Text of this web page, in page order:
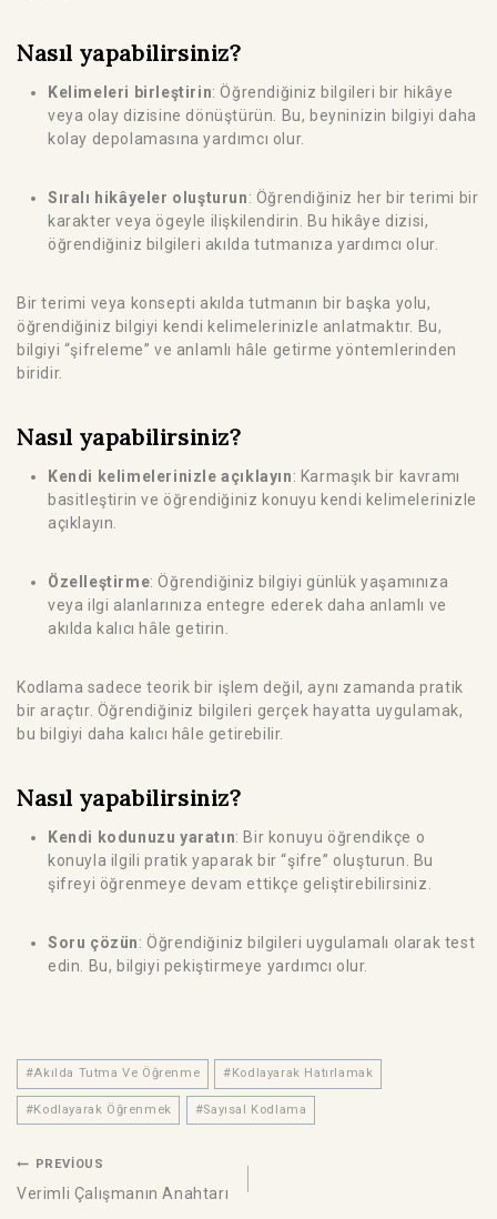
Nasıl yapabilirsiniz?
Kelimeleri birleştirin: Öğrendiğiniz bilgileri bir hikâye
veya olay dizisine dönüştürün. Bu, beyninizin bilgiyi daha
kolay depolamasına yardımcı olur.
Sıralı hikâyeler oluşturun: Öğrendiğiniz her bir terimi bir
karakter veya ögeyle ilişkilendirin. Bu hikâye dizisi,
öğrendiğiniz bilgileri akılda tutmanıza yardımcı olur.
Bir terimi veya konsepti akılda tutmanın bir başka yolu,
öğrendiğiniz bilgiyi kendi kelimelerinizle anlatmaktır. Bu,
bilgiyi “şifreleme” ve anlamlı hâle getirme yöntemlerinden
biridir.
Nasıl yapabilirsiniz?
Kendi kelimelerinizle açıklayın: Karmaşık bir kavramı
basitleştirin ve öğrendiğiniz konuyu kendi kelimelerinizle
açıklayın.
Özelleştirme: Öğrendiğiniz bilgiyi günlük yaşamınıza
veya ilgi alanlarınıza entegre ederek daha anlamlı ve
akılda kalıcı hâle getirin.
Kodlama sadece teorik bir işlem değil, aynı zamanda pratik
bir araçtır. Öğrendiğiniz bilgileri gerçek hayatta uygulamak,
bu bilgiyi daha kalıcı hâle getirebilir.
Nasıl yapabilirsiniz?
Kendi kodunuzu yaratın: Bir konuyu öğrendikçe o
konuyla ilgili pratik yaparak bir “şifre” oluşturun. Bu
şifreyi öğrenmeye devam ettikçe geliştirebilirsiniz.
Soru çözün: Öğrendiğiniz bilgileri uygulamalı olarak test
edin. Bu, bilgiyi pekiştirmeye yardımcı olur.
#Akılda Tutma Ve Öğrenme # Kodlayarak Hatırlamak
#Kodlayarak Öğrenmek #Sayısal Kodlama
PREVIOUS
Verimli Çalışmanın Anahtarı